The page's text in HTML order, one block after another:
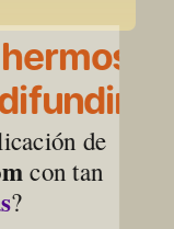
la
de
con tan
?